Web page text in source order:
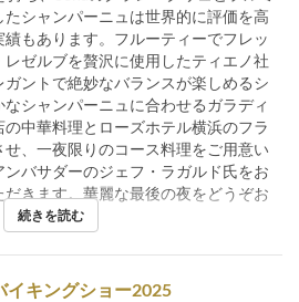
シャンパーニュは世界的に評価を高
もあります。フルーティーでフレッ
ゼルブを贅沢に使用したティエノ社
ントで絶妙なバランスが楽しめるシ
シャンパーニュに合わせるガラディ
中華料理とローズホテル横浜のフラ
、一夜限りのコース料理をご用意い
バサダーのジェフ・ラガルド氏をお
きます。華麗な最後の夜をどうぞお
続きを読む
イキングショー2025